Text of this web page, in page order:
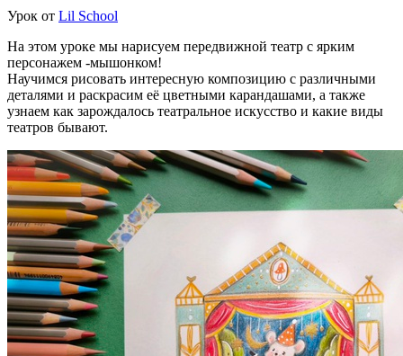
Урок от Lil School
На этом уроке мы нарисуем передвижной театр с ярким
персонажем -мышонком!
Научимся рисовать интересную композицию с различными
деталями и раскрасим еë цветными карандашами, а также
узнаем как зарождалось театральное искусство и какие виды
театров бывают.